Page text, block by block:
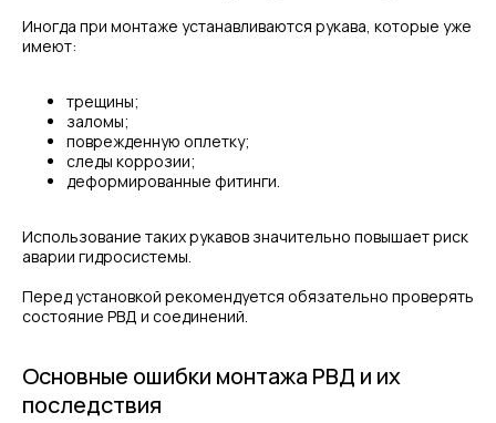
Иногда при монтаже устанавливаются рукава, которые уже
имеют:
трещины;
заломы;
поврежденную оплетку;
следы коррозии;
деформированные фитинги.
Использование таких рукавов значительно повышает риск
аварии гидросистемы.
Перед установкой рекомендуется обязательно проверять
состояние РВД и соединений.
Основные ошибки монтажа РВД и их
последствия